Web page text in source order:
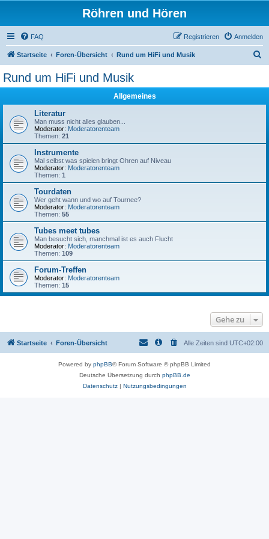
Röhren und Hören
FAQ Anmelden
Registrieren
Startseite Foren-Übersicht Rund um HiFi und Musik
Rund um HiFi und Musik
Allgemeines
Literatur
Man muss nicht alles glauben...
Moderator: Moderatorenteam
Themen: 21
Instrumente
Mal selbst was spielen bringt Ohren auf Niveau
Moderator: Moderatorenteam
Themen: 1
Tourdaten
Wer geht wann und wo auf Tournee?
Moderator: Moderatorenteam
Themen: 55
Tubes meet tubes
Man besucht sich, manchmal ist es auch Flucht
Moderator: Moderatorenteam
Themen: 109
Forum-Treffen
Moderator: Moderatorenteam
Themen: 15
Gehe zu
Startseite Foren-Übersicht Alle Zeiten sind UTC+02:00
Powered by phpBB® Forum Software © phpBB Limited
Deutsche Übersetzung durch phpBB.de
Datenschutz| Nutzungsbedingungen